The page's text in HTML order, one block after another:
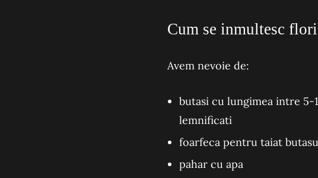
Cum se inmultesc
Avem nevoie de:
butasi cu lungimea intre 5-
lemnificati
foarfeca pentru taiat
pahar cu apa